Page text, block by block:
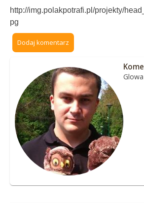
http://img.polakpotrafi.pl/projekty/
pg
Dodaj komentarz